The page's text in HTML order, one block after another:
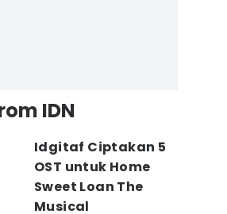
IDN
Idgitaf Ciptakan 5
OST untuk Home
Sweet Loan The
Musical